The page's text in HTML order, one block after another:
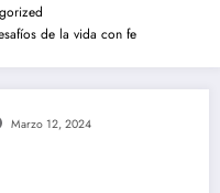
de la vida con fe
Marzo 12, 2024